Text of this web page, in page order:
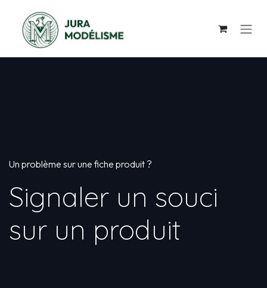
Un problème sur une fiche produit ?
Signaler un souci
sur un produit